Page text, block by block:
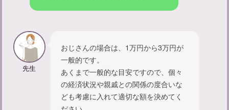
初めての葬儀でも安心！メンズ礼服レンタルの選び方と注意点
急な葬儀でも安心して礼服をレンタルする方法と選び方
先生
おじさんの場合は、1万円から3万円が
一般的です。
あくまで一般的な目安ですので、個々
の経済状況や親戚との関係の度合いな
ども考慮に入れて適切な額を決めてく